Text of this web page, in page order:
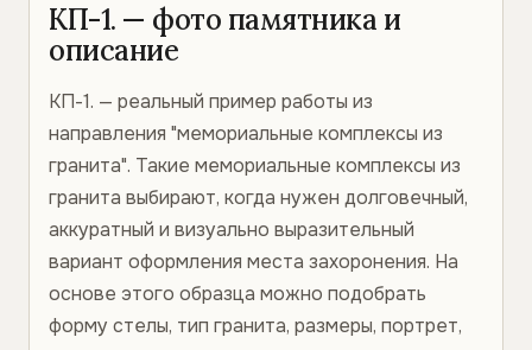
КП-1. — фото памятника и
описание
КП-1. — реальный пример работы из
направления "мемориальные комплексы из
гранита". Такие мемориальные комплексы из
гранита выбирают, когда нужен долговечный,
аккуратный и визуально выразительный
вариант оформления места захоронения. На
основе этого образца можно подобрать
форму стелы, тип гранита, размеры, портрет,